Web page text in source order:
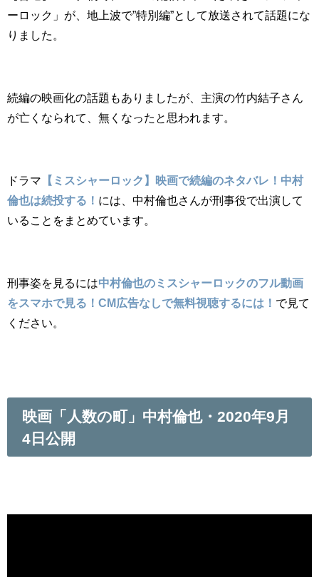
ーロック」が、地上波で”特別編”として放送されて話題にな
りました。
続編の映画化の話題もありましたが、主演の竹内結子さん
が亡くなられて、無くなったと思われます。
ドラマ 【ミスシャーロック】映画で続編のネタバレ！中村
倫也は続投する！ には、中村倫也さんが刑事役で出演して
いることをまとめています。
刑事姿を見るには中村倫也のミスシャーロックのフル動画
をスマホで見る！CM広告なしで無料視聴するには！ で見て
ください。
映画「人数の町」中村倫也・2020年9月
4日公開